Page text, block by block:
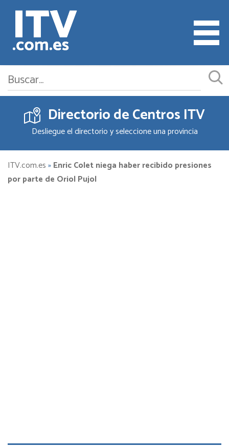
Cita ITV
Cambiar o Anular Cita
Empresas ITV
Documentación
Directorio de Centros ITV
Desliegue el directorio y seleccione una provincia
ITV.com.es»Enric Colet niega haber recibido presiones
por parte de Oriol Pujol